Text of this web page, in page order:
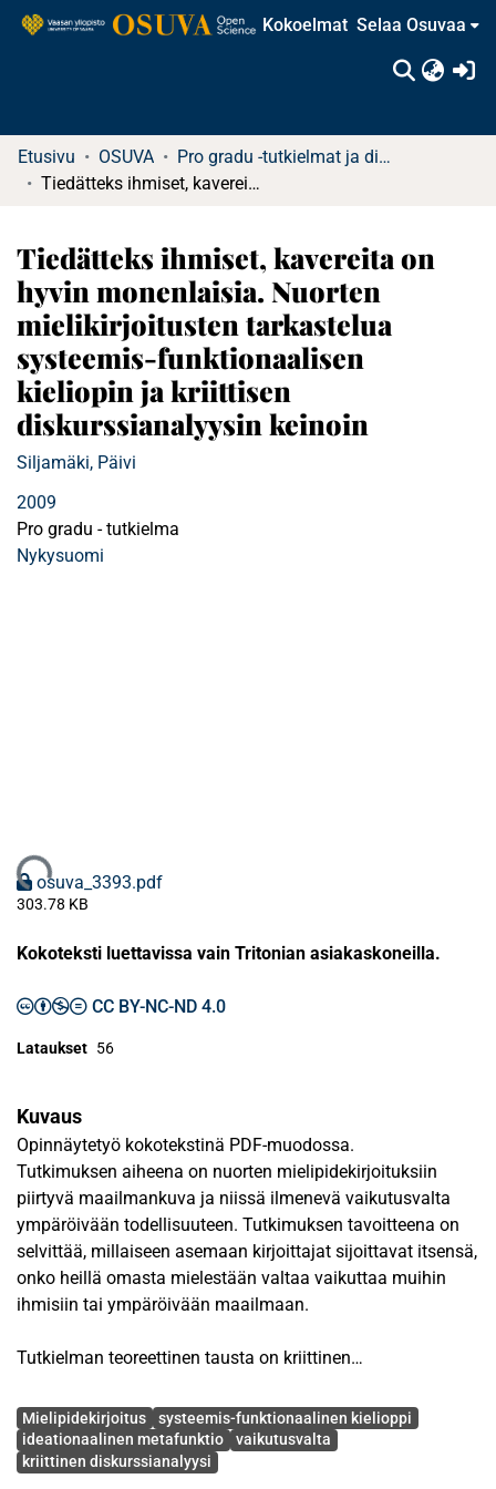
Kokoelmat Selaa Osuvaa
Etusivu OSUVA
Pro gradu -tutkielmat ja diplomityöt (rajattu saatavuus)
Tiedätteks ihmiset, kavereita on hyvin monenlaisia. Nuorten mielikirjoitusten tarkastelua systeemis-funktionaalisen kieliopin ja kriittisen diskurssianalyysin keinoin
Tiedätteks ihmiset, kavereita on
hyvin monenlaisia. Nuorten
mielikirjoitusten tarkastelua
systeemis-funktionaalisen
kieliopin ja kriittisen
diskurssianalyysin keinoin
Siljamäki, Päivi
2009
Pro gradu - tutkielma
Nykysuomi
Ladataan...osuva_3393.pdf
303.78 KB
Kokoteksti luettavissa vain Tritonian asiakaskoneilla.
CC BY-NC-ND 4.0
Lataukset 56
Kuvaus
Opinnäytetyö kokotekstinä PDF-muodossa.
Tutkimuksen aiheena on nuorten mielipidekirjoituksiin
piirtyvä maailmankuva ja niissä ilmenevä vaikutusvalta
ympäröivään todellisuuteen. Tutkimuksen tavoitteena on
selvittää, millaiseen asemaan kirjoittajat sijoittavat itsensä,
onko heillä omasta mielestään valtaa vaikuttaa muihin
ihmisiin tai ympäröivään maailmaan.
Tutkielman teoreettinen tausta on kriittinen
funktionaalisen kieliopin keinoin, jossa kielen katsotaan
olevan monifunktioista ja voidaan jakaa edelleen kolmeen
metafunktioon. Metafunktiot ovat interpersoonainen,
Avainsanat
Mielipidekirjoitus
systeemis-funktionaalinen kielioppi
ideationaalinen metafunktio
vaikutusvalta
kriittinen diskurssianalyysi